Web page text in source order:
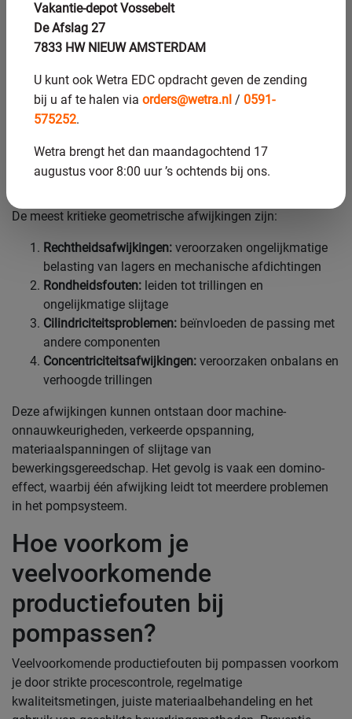
Wat zijn de gevolgen van
geometrische afwijkingen in
pompassen?
Geometrische afwijkingen in pompassen veroorzaken
ongelijkmatige belasting, trillingen, verhoogde slijtage en
verminderde efficiëntie. Afwijkingen in rechtheid, rondheid
of cilindriciteit leiden tot spanningsconcentraties en
De meest kritieke geometrische afwijkingen zijn:
Rechtheidsafwijkingen: veroorzaken ongelijkmatige
belasting van lagers en mechanische afdichtingen
Rondheidsfouten: leiden tot trillingen en
ongelijkmatige slijtage
Cilindriciteitsproblemen: beïnvloeden de passing met
andere componenten
Concentriciteitsafwijkingen: veroorzaken onbalans en
verhoogde trillingen
Deze afwijkingen kunnen ontstaan door machine-
onnauwkeurigheden, verkeerde opspanning,
materiaalspanningen of slijtage van
bewerkingsgereedschap. Het gevolg is vaak een domino-
effect, waarbij één afwijking leidt tot meerdere problemen
in het pompsysteem.
Hoe voorkom je
veelvoorkomende
productiefouten bij
pompassen?
Veelvoorkomende productiefouten bij pompassen voorkom
je door strikte procescontrole, regelmatige
kwaliteitsmetingen, juiste materiaalbehandeling en het
Vakantie-depot Vossebelt
De Afslag 27
7833 HW NIEUW AMSTERDAM
U kunt ook Wetra EDC opdracht geven de zending
bij u af te halen via orders@wetra.nl / 0591-
575252.
Wetra brengt het dan maandagochtend 17
augustus voor 8:00 uur ’s ochtends bij ons.